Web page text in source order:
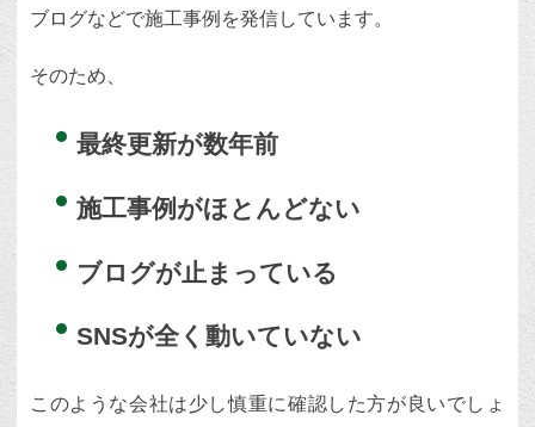
ブログなどで施工事例を発信しています。
そのため、
最終更新が数年前
施工事例がほとんどない
ブログが止まっている
SNSが全く動いていない
このような会社は少し慎重に確認した方が良いでしょ